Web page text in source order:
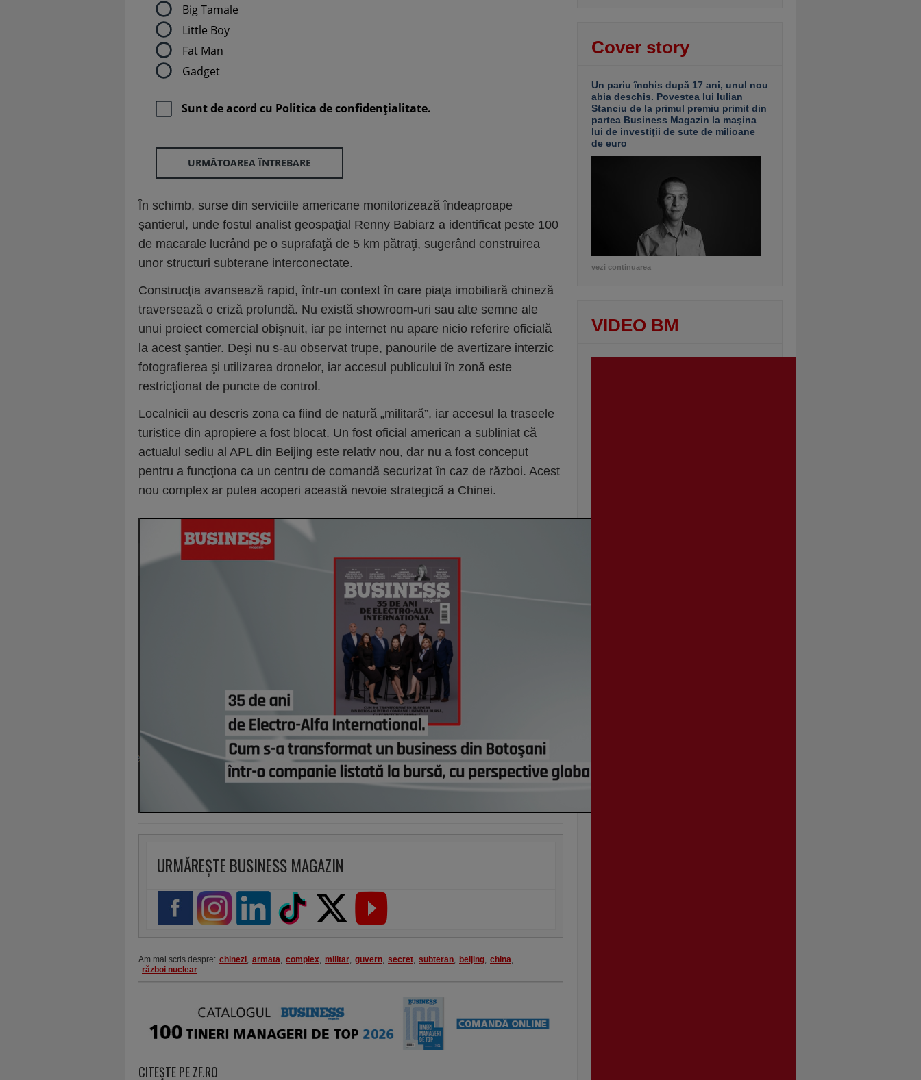
Big Tamale
Little Boy
Fat Man
Gadget
Sunt de acord cu Politica de confidenţialitate.
URMĂTOAREA ÎNTREBARE
În schimb, surse din serviciile americane monitorizează îndeaproape
şantierul, unde fostul analist geospaţial Renny Babiarz a identificat peste 100
de macarale lucrând pe o suprafaţă de 5 km pătraţi, sugerând construirea
unor structuri subterane interconectate.
Construcţia avansează rapid, într-un context în care piaţa imobiliară chineză
traversează o criză profundă. Nu există showroom-uri sau alte semne ale
unui proiect comercial obişnuit, iar pe internet nu apare nicio referire oficială
la acest şantier. Deşi nu s-au observat trupe, panourile de avertizare interzic
fotografierea şi utilizarea dronelor, iar accesul publicului în zonă este
restricţionat de puncte de control.
Localnicii au descris zona ca fiind de natură „militară”, iar accesul la traseele
turistice din apropiere a fost blocat. Un fost oficial american a subliniat că
actualul sediu al APL din Beijing este relativ nou, dar nu a fost conceput
pentru a funcţiona ca un centru de comandă securizat în caz de război. Acest
nou complex ar putea acoperi această nevoie strategică a Chinei.
URMĂREȘTE BUSINESS MAGAZIN
Am mai scris despre: chinezi, armata, complex, militar, guvern, secret, subteran, beijing, china,
război nuclear
CITEŞTE PE ZF.RO
Cover story
Un pariu închis după 17 ani, unul nou
abia deschis. Povestea lui Iulian
Stanciu de la primul premiu primit din
partea Business Magazin la maşina
lui de investiţii de sute de milioane
de euro
vezi continuarea
VIDEO BM